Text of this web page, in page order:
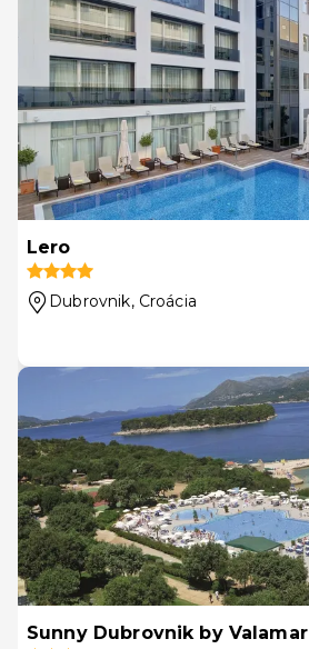
Lero
Dubrovnik, Croácia
Sunny Dubrovnik by Valamar